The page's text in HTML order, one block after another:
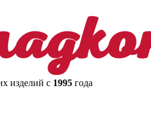
изделий с 1995 года